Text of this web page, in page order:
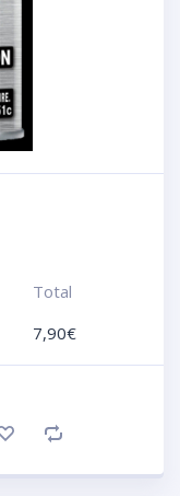
Total
7,90€